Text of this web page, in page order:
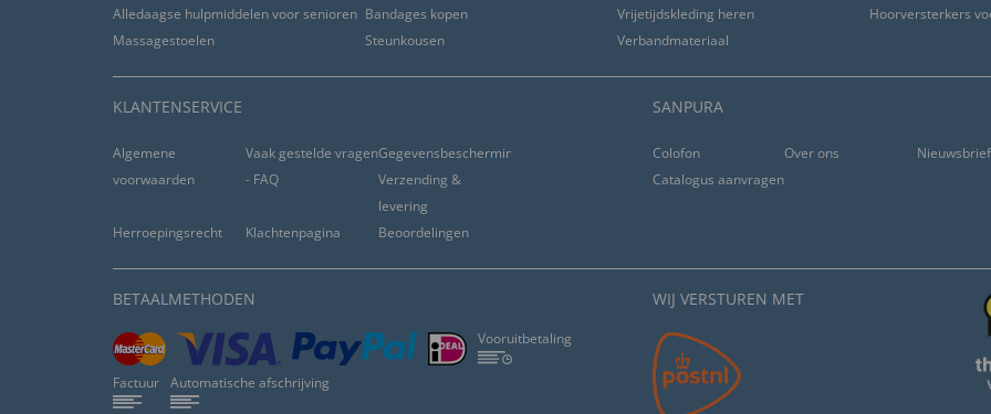
Alledaagse hulpmiddelen voor senioren Bandages kopen Vrijetijdskleding heren Hoorversterkers
Massagestoelen
Steunkousen Verbandmateriaal
KLANTENSERVICE
Algemene
voorwaarden
Vaak gestelde vragen
- FAQ
Gegevensbescherming
Verzending &
levering
Herroepingsrecht
Klachtenpagina Beoordelingen
SANPURA
Colofon Over ons
Nieuwsbrief
Catalogus aanvragen
BETAALMETHODEN
Vooruitbetaling
Factuur Automatische afschrijving
WIJ VERSTUREN MET